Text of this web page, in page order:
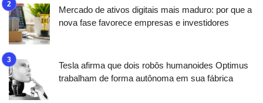
Mercado de ativos digitais mais maduro: por que a
nova fase favorece empresas e investidores
Tesla afirma que dois robôs humanoides Optimus
trabalham de forma autônoma em sua fábrica